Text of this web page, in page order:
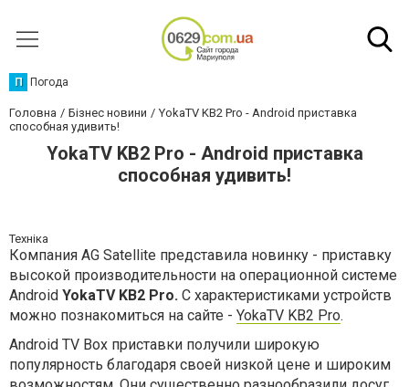
П Погода
Головна Бізнес новини
YokaTV KB2 Pro - Android приставка
способная удивить!
YokaTV KB2 Pro - Android приставка
способная удивить!
Техніка
Компания AG Satellite представила новинку - приставку
высокой производительности на операционной системе
Android YokaTV KB2 Pro. С характеристиками устройств
можно познакомиться на сайте - YokaTV KB2 Pro.
Android TV Box приставки получили широкую
популярность благодаря своей низкой цене и широким